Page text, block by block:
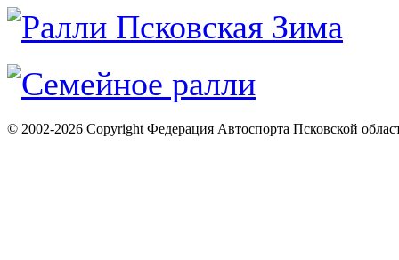
© 2002-2026 Copyright Федерация Автоспорта Псковской